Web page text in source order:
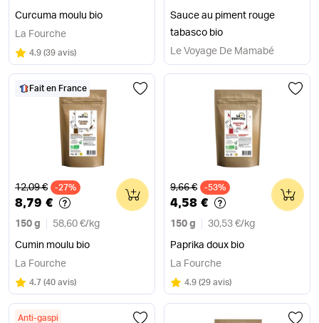
Curcuma moulu bio
La Fourche
Note
4.9 sur 5
(39 avis)
Sauce au piment rouge
tabasco bio
Le Voyage De Mamabé
Fait en France
Ancien prix
12,09 € -27%
8,79 €
150 g 58,60 €/ kg
Cumin moulu bio
0
La Fourche
Note
4.7 sur 5
(40 avis)
Ancien prix
9,66 € -53%
4,58 €
150 g 30,53 €/ kg
Paprika doux bio
0
La Fourche
Note
4.9 sur 5
(29 avis)
Anti-gaspi